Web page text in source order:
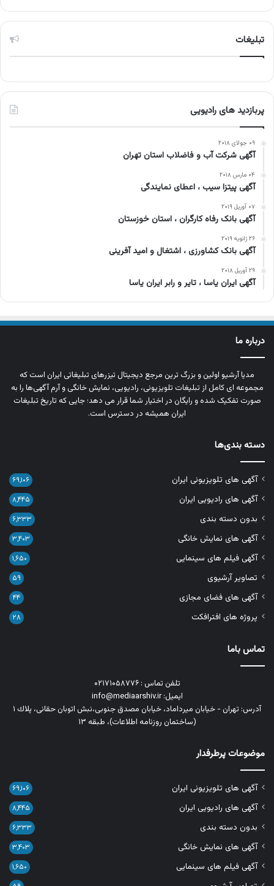
تبلیغات
پربازدید های رادیویی
۰۹ جولای ۲۰۱۸
آگهی شرکت آب و فاضلاب استان تهران
۰۴ مارس ۲۰۱۸
آگهی پیتزا سیب ، اعطای نمایندگی
۰۷ آوریل ۲۰۱۹
آگهی بانک رفاه کارگران ، استان خوزستان
۲۶ ژانویه ۲۰۱۹
آگهی بانک کشاورزی ، اشتغال و امید آفرینی
۲۹ آوریل ۲۰۱۸
آگهی ایران یاسا ، تایر و رابر ایران یاسا
درباره ما
مدیا آرشیو اولین و بزرگ‌ ترین مرجع دیجیتال تیزرهای تبلیغاتی ایران است که
مجموعه‌ ای کامل از تبلیغات تلویزیونی، رادیویی، نمایش خانگی و آرم‌ آگهی‌ها را به‌
صورت تفکیک‌ شده و رایگان در اختیار شما قرار می‌ دهد؛ جایی که تاریخ تبلیغات
ایران همیشه در دسترس است.
دسته بندی‌ها
آگهی های تلویزیونی ایران ۶۹,۱۰۶
آگهی های رادیویی ایران ۸,۴۴۵
بدون دسته بندی ۶,۳۳۳
آگهی های نمایش خانگی ۳,۴۰۳
آگهی فیلم های سینمایی ۱,۶۵۰
تصاویر آرشیوی ۵۹
آگهی های فضای مجازی ۴۴
پروژه های افترافکت ۲۸
تماس باما
تلفن تماس : ۰۲۱۷۱۰۵۸۷۷۶
ایمیل: info@mediaarshiv.ir
آدرس: تهران - خیابان میرداماد، خیابان مصدق جنوبی،نبش اتوبان حقانی، پلاك ١
(ساختمان روزنامه اطلاعات)، طبقه ۱۳
موضوعات پرطرفدار
آگهی های تلویزیونی ایران ۶۹,۱۰۶
آگهی های رادیویی ایران ۸,۴۴۵
بدون دسته بندی ۶,۳۳۳
آگهی های نمایش خانگی ۳,۴۰۳
آگهی فیلم های سینمایی ۱,۶۵۰